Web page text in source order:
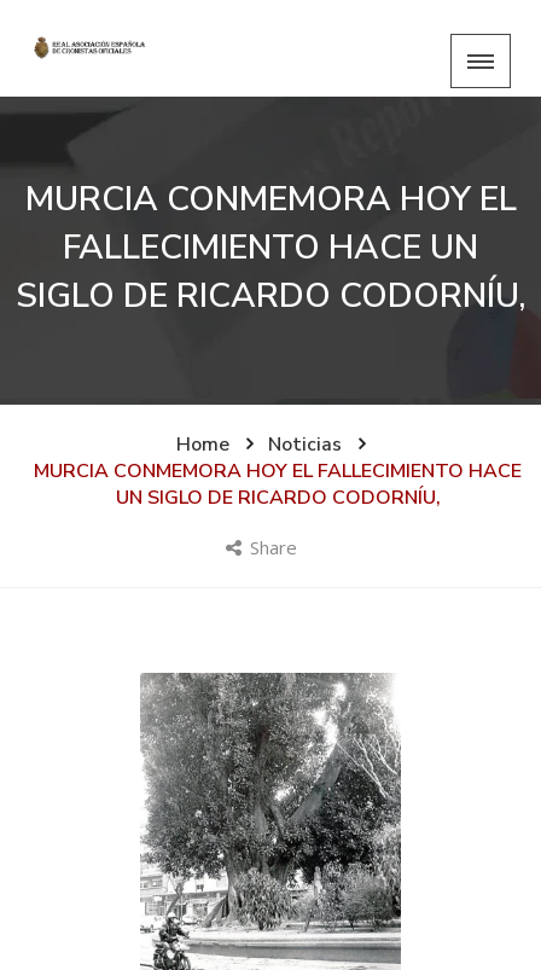
MURCIA CONMEMORA HOY EL
FALLECIMIENTO HACE UN
SIGLO DE RICARDO CODORNÍU,
Home
Noticias
MURCIA CONMEMORA HOY EL FALLECIMIENTO HACE
UN SIGLO DE RICARDO CODORNÍU,
Share